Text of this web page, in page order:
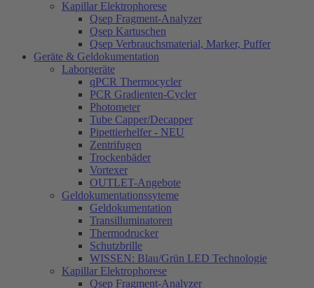
Kapillar Elektrophorese
Qsep Fragment-Analyzer
Qsep Kartuschen
Qsep Verbrauchsmaterial, Marker, Puffer
Geräte & Geldokumentation
Laborgeräte
qPCR Thermocycler
PCR Gradienten-Cycler
Photometer
Tube Capper/Decapper
Pipettierhelfer - NEU
Zentrifugen
Trockenbäder
Vortexer
OUTLET-Angebote
Geldokumentationssyteme
Geldokumentation
Transilluminatoren
Thermodrucker
Schutzbrille
WISSEN: Blau/Grün LED Technologie
Kapillar Elektrophorese
Qsep Fragment-Analyzer